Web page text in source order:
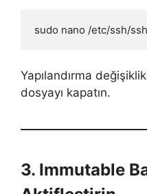
sudo nano /etc/ssh/
Yapılandırma
dosyayı kapatın.
3. Immutable